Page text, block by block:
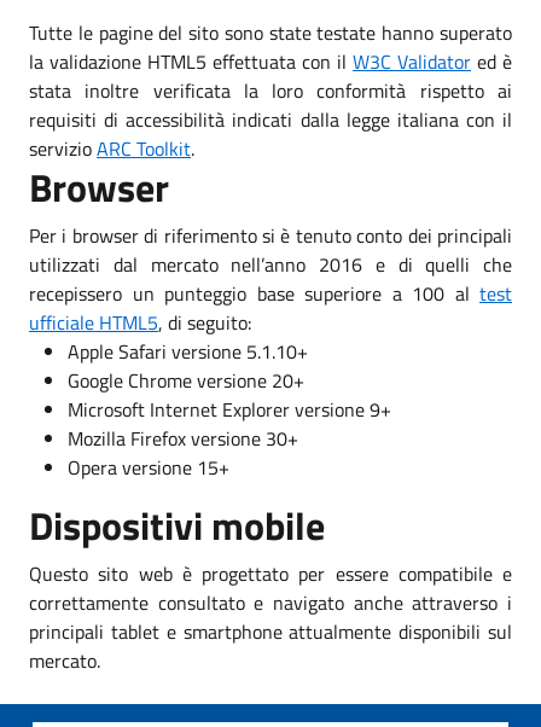
Tutte le pagine del sito sono state testate hanno superato
la validazione HTML5 effettuata con il W3C Validator ed è
stata inoltre verificata la loro conformità rispetto ai
requisiti di accessibilità indicati dalla legge italiana con il
servizioARC Toolkit.
Browser
Per i browser di riferimento si è tenuto conto dei principali
utilizzati dal mercato nell’anno 2016 e di quelli che
recepissero un punteggio base superiore a 100 al test
ufficiale HTML5, di seguito:
Apple Safari versione 5.1.10+
Google Chrome versione 20+
Microsoft Internet Explorer versione 9+
Mozilla Firefox versione 30+
Opera versione 15+
Dispositivi mobile
Questo sito web è progettato per essere compatibile e
correttamente consultato e navigato anche attraverso i
principali tablet e smartphone attualmente disponibili sul
mercato.